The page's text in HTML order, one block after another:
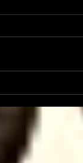
Lundi 11